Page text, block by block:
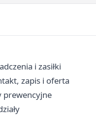
i zasiłki
zapis i oferta
prewencyjne